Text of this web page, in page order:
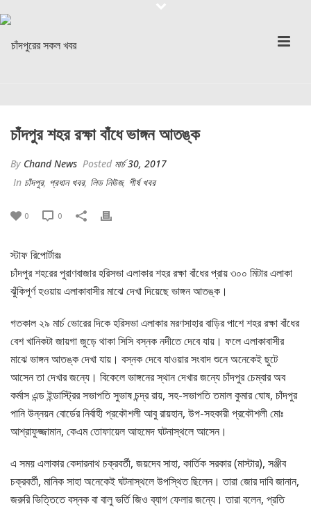
চাঁদপুর শহর রক্ষা বাঁধে ভাঙ্গন আতঙ্ক
By Chand News Posted মার্চ 30, 2017
In চাঁদপুর, প্রধান খবর, লিড নিউজ, শীর্ষ খবর
0 0
স্টাফ রিপোর্টারঃ
চাঁদপুর শহরের পুরাণবাজার হরিসভা এলাকার শহর রক্ষা বাঁধের প্রায় ৩০০ মিটার এলাকা
ঝুঁকিপূর্ণ হওয়ায় এলাকাবাসীর মাঝে দেখা দিয়েছে ভাঙ্গন আতঙ্ক।
গতকাল ২৯ মার্চ ভোরের দিকে হরিসভা এলাকার মরণসাহার বাড়ির পাশে শহর রক্ষা বাঁধের
বেশ খানিকটা জায়গা জুড়ে থাকা সিসি বস্নক নদীতে দেবে যায়। ফলে এলাকাবাসীর
মাঝে ভাঙ্গন আতঙ্ক দেখা যায়। বস্নক দেবে যাওয়ার সংবাদ শুনে অনেকেই ছুটে
আসেন তা দেখার জন্যে। বিকেলে ভাঙ্গনের স্থান দেখার জন্যে চাঁদপুর চেম্বার অব
কর্মাস এন্ড ইন্ডাস্ট্রির সভাপতি সুভাষ চন্দ্র রায়, সহ-সভাপতি তমাল কুমার ঘোষ, চাঁদপুর
পানি উন্নয়ন বোর্ডের নির্বাহী প্রকৌশলী আবু রায়হান, উপ-সহকারী প্রকৌশলী মোঃ
আশ্রাফুজ্জামান, কেএম তোফায়েল আহমেদ ঘটনাস্থলে আসেন।
এ সময় এলাকার কেদারনাথ চক্রবর্তী, জয়দেব সাহা, কার্তিক সরকার (মাস্টার), সঞ্জীব
চক্রবর্তী, মানিক সাহা অনেকেই ঘটনাস্থলে উপস্থিত ছিলেন। তারা জোর দাবি জানান,
জরুরি ভিত্তিতে বস্নক বা বালু ভর্তি জিও ব্যাগ ফেলার জন্যে। তারা বলেন, প্রতি